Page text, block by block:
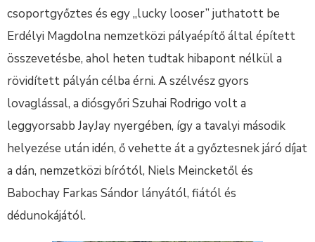
csoportgyőztes és egy „lucky looser” juthatott be
Erdélyi Magdolna nemzetközi pályaépítő által épített
összevetésbe, ahol heten tudtak hibapont nélkül a
rövidített pályán célba érni. A szélvész gyors
lovaglással, a diósgyőri Szuhai Rodrigo volt a
leggyorsabb JayJay nyergében, így a tavalyi második
helyezése után idén, ő vehette át a győztesnek járó díjat
a dán, nemzetközi bírótól, Niels Meincketől és
Babochay Farkas Sándor lányától, fiától és
dédunokájától.